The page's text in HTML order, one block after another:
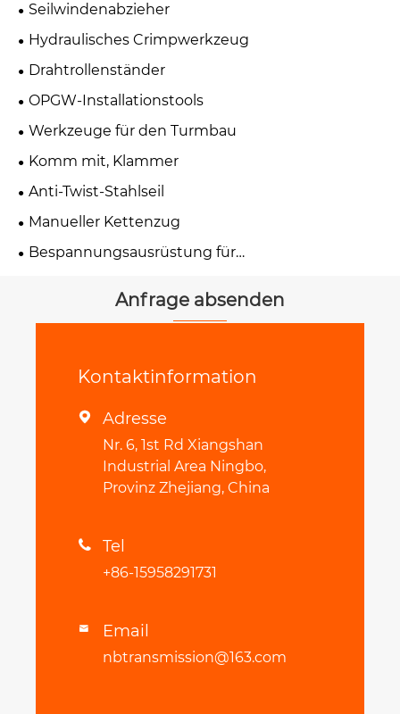
Seilwindenabzieher
Hydraulisches Crimpwerkzeug
Drahtrollenständer
OPGW-Installationstools
Werkzeuge für den Turmbau
Komm mit, Klammer
Anti-Twist-Stahlseil
Manueller Kettenzug
Bespannungsausrüstung für
Anfrage absenden
Kontaktinformation
 Adresse
Nr. 6, 1st Rd Xiangshan
Industrial Area Ningbo,
Provinz Zhejiang, China
 Tel
+86-15958291731
 Email
nbtransmission@163.com